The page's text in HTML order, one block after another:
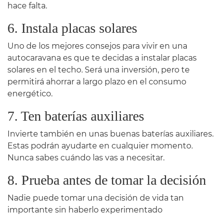
hace falta.
6. Instala placas solares
Uno de los mejores consejos para vivir en una
autocaravana es que te decidas a instalar placas
solares en el techo. Será una inversión, pero te
permitirá ahorrar a largo plazo en el consumo
energético.
7. Ten baterías auxiliares
Invierte también en unas buenas baterías auxiliares.
Estas podrán ayudarte en cualquier momento.
Nunca sabes cuándo las vas a necesitar.
8. Prueba antes de tomar la decisión
Nadie puede tomar una decisión de vida tan
importante sin haberlo experimentado